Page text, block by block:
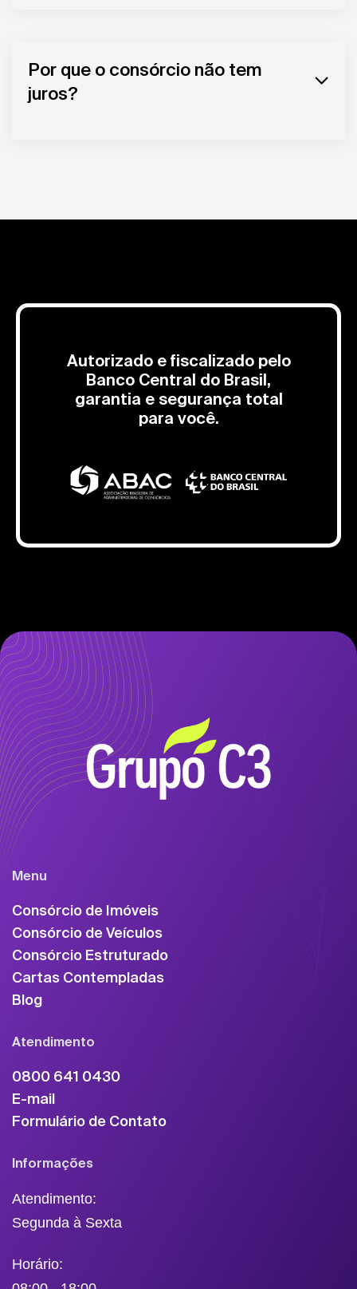
Por que o consórcio não tem
juros?
Autorizado e fiscalizado pelo
Banco Central do Brasil,
garantia e segurança total
para você.
Menu
Consórcio de Imóveis
Consórcio de Veículos
Consórcio Estruturado
Cartas Contempladas
Blog
Atendimento
0800 641 0430
E-mail
Formulário de Contato
Informações
Atendimento:
Segunda à Sexta
Horário: